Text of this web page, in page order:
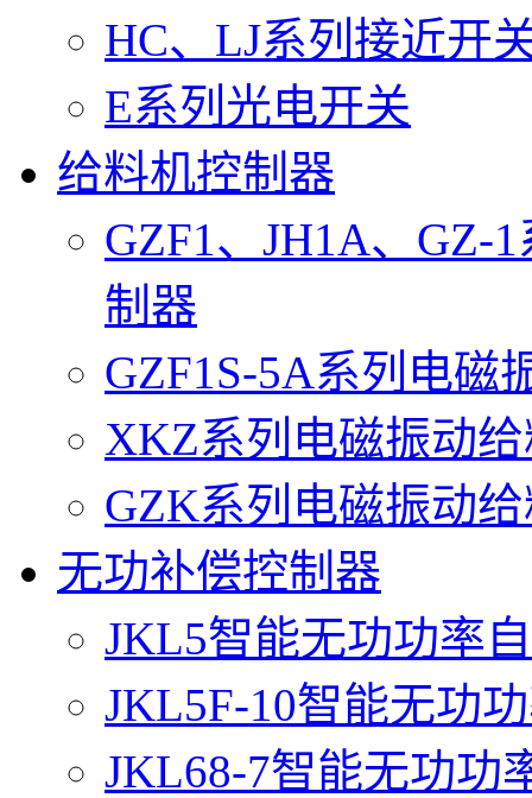
HC、LJ系列接近开
E系列光电开关
给料机控制器
GZF1、JH1A、GZ-
制器
GZF1S-5A系列电磁
XKZ系列电磁振动
GZK系列电磁振动
无功补偿控制器
JKL5智能无功功率
JKL5F-10智能无功
JKL68-7智能无功功